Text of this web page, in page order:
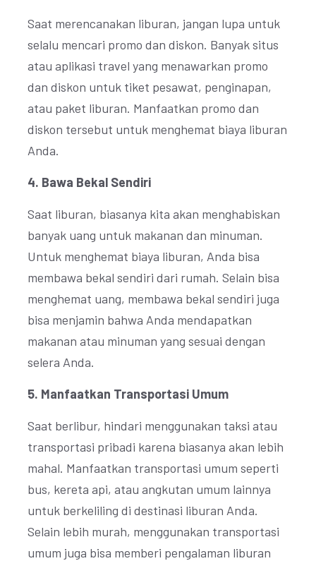
Saat merencanakan liburan, jangan lupa untuk
selalu mencari promo dan diskon. Banyak situs
atau aplikasi travel yang menawarkan promo
dan diskon untuk tiket pesawat, penginapan,
atau paket liburan. Manfaatkan promo dan
diskon tersebut untuk menghemat biaya liburan
Anda.
4. Bawa Bekal Sendiri
Saat liburan, biasanya kita akan menghabiskan
banyak uang untuk makanan dan minuman.
Untuk menghemat biaya liburan, Anda bisa
membawa bekal sendiri dari rumah. Selain bisa
menghemat uang, membawa bekal sendiri juga
bisa menjamin bahwa Anda mendapatkan
makanan atau minuman yang sesuai dengan
selera Anda.
5. Manfaatkan Transportasi Umum
Saat berlibur, hindari menggunakan taksi atau
transportasi pribadi karena biasanya akan lebih
mahal. Manfaatkan transportasi umum seperti
bus, kereta api, atau angkutan umum lainnya
untuk berkeliling di destinasi liburan Anda.
Selain lebih murah, menggunakan transportasi
umum juga bisa memberi pengalaman liburan